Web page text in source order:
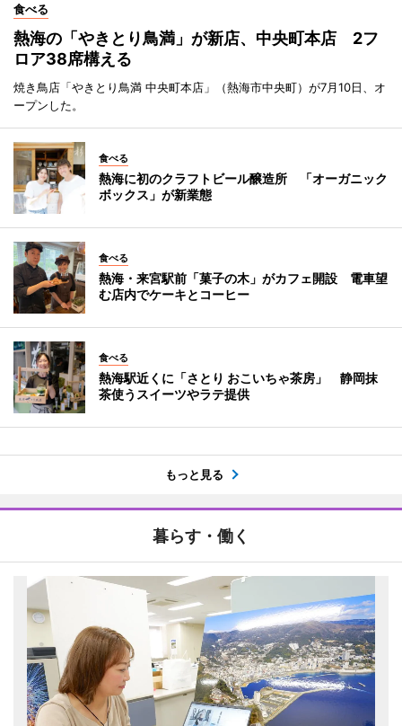
食べる
熱海の「やきとり鳥満」が新店、中央町本店 2フ
ロア38席構える
焼き鳥店「やきとり鳥満 中央町本店」（熱海市中央町）が7月10日、オ
ープンした。
食べる
熱海に初のクラフトビール醸造所 「オーガニック
ボックス」が新業態
食べる
熱海・来宮駅前「菓子の木」がカフェ開設 電車望
む店内でケーキとコーヒー
食べる
熱海駅近くに「さとり おこいちゃ茶房」 静岡抹
茶使うスイーツやラテ提供
もっと見る
暮らす・働く